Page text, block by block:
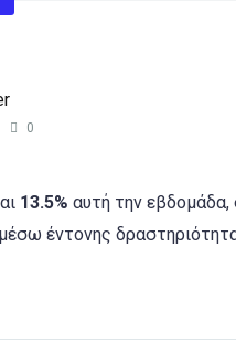
0
13.5% αυτή την εβδομάδα,
έντονης